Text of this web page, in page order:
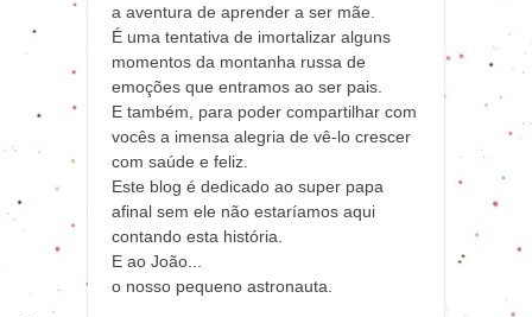
a aventura de aprender a ser mãe.
É uma tentativa de imortalizar alguns
momentos da montanha russa de
emoções que entramos ao ser pais.
E também, para poder compartilhar com
vocês a imensa alegria de vê-lo crescer
com saúde e feliz.
Este blog é dedicado ao super papa
afinal sem ele não estaríamos aqui
contando esta história.
E ao João...
o nosso pequeno astronauta.